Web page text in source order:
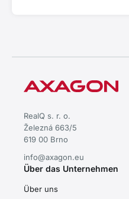
RealQ s. r. o.
Železná 663/5
619 00 Brno
info@axagon.eu
Über das Unternehmen
Über uns